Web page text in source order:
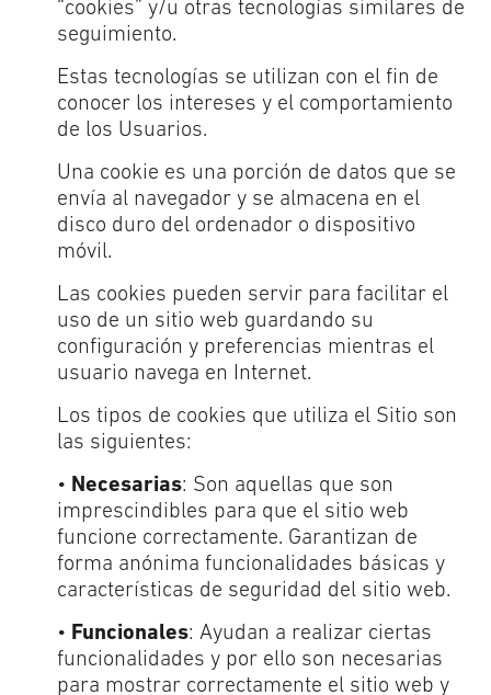
“cookies” y/u otras tecnologías similares de
seguimiento.
Estas tecnologías se utilizan con el fin de
conocer los intereses y el comportamiento
de los Usuarios.
Una cookie es una porción de datos que se
envía al navegador y se almacena en el
disco duro del ordenador o dispositivo
móvil.
Las cookies pueden servir para facilitar el
uso de un sitio web guardando su
configuración y preferencias mientras el
usuario navega en Internet.
Los tipos de cookies que utiliza el Sitio son
las siguientes:
• Necesarias: Son aquellas que son
imprescindibles para que el sitio web
funcione correctamente. Garantizan de
forma anónima funcionalidades básicas y
características de seguridad del sitio web.
• Funcionales: Ayudan a realizar ciertas
funcionalidades y por ello son necesarias
para mostrar correctamente el sitio web y